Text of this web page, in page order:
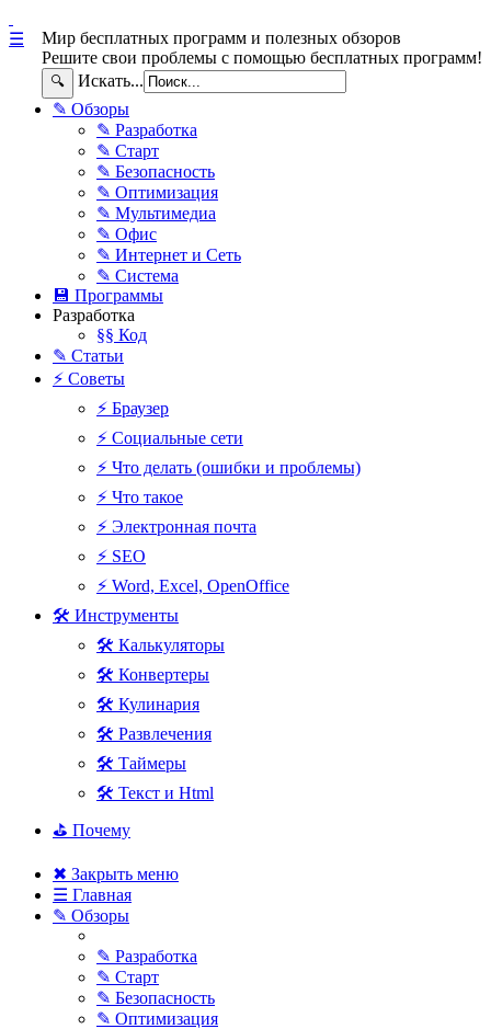
Мир бесплатных программ и полезных обзоров
Решите свои проблемы с помощью бесплатных программ!
🔍 Искать...
☰
✎ Обзоры
✎ Разработка
✎ Старт
✎ Безопасность
✎ Оптимизация
✎ Мультимедиа
✎ Офис
✎ Интернет и Сеть
✎ Система
💾 Программы
Разработка
§§ Код
✎ Статьи
⚡ Советы
⚡ Браузер
⚡ Социальные сети
⚡ Что делать (ошибки и проблемы)
⚡ Что такое
⚡ Электронная почта
⚡ SEO
⚡ Word, Excel, OpenOffice
🛠 Инструменты
🛠 Калькуляторы
🛠 Конвертеры
🛠 Кулинария
🛠 Развлечения
🛠 Таймеры
🛠 Текст и Html
⛳ Почему
✖ Закрыть меню
☰ Главная
✎ Обзоры
✎ Разработка
✎ Старт
✎ Безопасность
✎ Оптимизация